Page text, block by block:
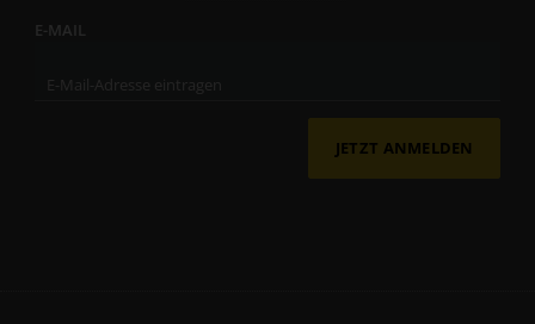
E-MAIL
JETZT ANMELDEN